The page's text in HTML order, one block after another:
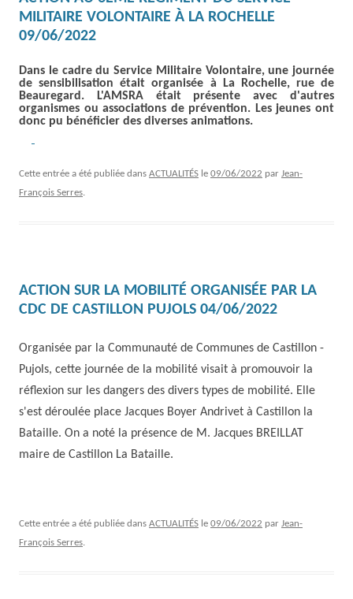
MILITAIRE VOLONTAIRE À LA ROCHELLE
09/06/2022
Dans le cadre du Service Militaire Volontaire, une journée
de sensibilisation était organisée à La Rochelle, rue de
Beauregard. L'AMSRA était présente avec d'autres
organismes ou associations de prévention. Les jeunes ont
donc pu bénéficier des diverses animations.
Cette entrée a été publiée dans ACTUALITÉS le 09/06/2022 par Jean-
François Serres.
ACTION SUR LA MOBILITÉ ORGANISÉE PAR LA
CDC DE CASTILLON PUJOLS 04/06/2022
Organisée par la Communauté de Communes de Castillon -
Pujols, cette journée de la mobilité visait à promouvoir la
réflexion sur les dangers des divers types de mobilité. Elle
s'est déroulée place Jacques Boyer Andrivet à Castillon la
Bataille. On a noté la présence de M. Jacques BREILLAT
maire de Castillon La Bataille.
Cette entrée a été publiée dans ACTUALITÉS le 09/06/2022 par Jean-
François Serres.